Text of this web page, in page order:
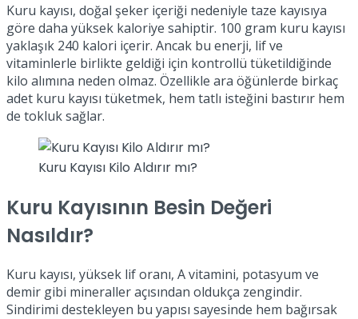
Kuru kayısı, doğal şeker içeriği nedeniyle taze kayısıya
göre daha yüksek kaloriye sahiptir. 100 gram kuru kayısı
yaklaşık 240 kalori içerir. Ancak bu enerji, lif ve
vitaminlerle birlikte geldiği için kontrollü tüketildiğinde
kilo alımına neden olmaz. Özellikle ara öğünlerde birkaç
adet kuru kayısı tüketmek, hem tatlı isteğini bastırır hem
de tokluk sağlar.
Kuru Kayısı Kilo Aldırır mı?
Kuru Kayısının Besin Değeri
Nasıldır?
Kuru kayısı, yüksek lif oranı, A vitamini, potasyum ve
demir gibi mineraller açısından oldukça zengindir.
Sindirimi destekleyen bu yapısı sayesinde hem bağırsak